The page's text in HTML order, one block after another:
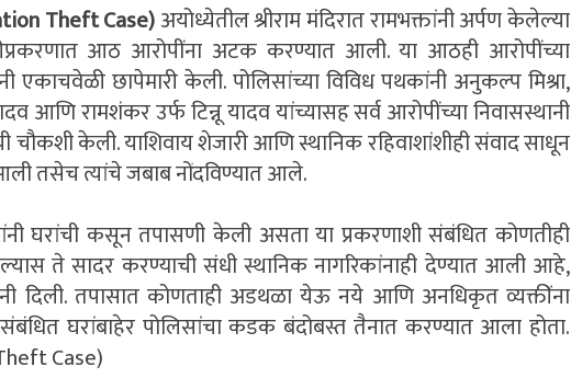
Theft Case)अयोध्येतील श्रीराम मंदिरात रामभक्तांनी अर्पण केलेल्या
आठ आरोपींना अटक करण्यात आली. या आठही आरोपींच्या
एकाचवेळी छापेमारी केली. पोलिसांच्या विविध पथकांनी अनुकल्प मिश्रा,
आणि रामशंकर उर्फ टिन्नू यादव यांच्यासह सर्व आरोपींच्या निवासस्थानी
चौकशी केली. याशिवाय शेजारी आणि स्थानिक रहिवाशांशीही संवाद साधून
तसेच त्यांचे जबाब नोंदविण्यात आले.
घरांची कसून तपासणी केली असता या प्रकरणाशी संबंधित कोणतीही
ते सादर करण्याची संधी स्थानिक नागरिकांनाही देण्यात आली आहे,
दिली. तपासात कोणताही अडथळा येऊ नये आणि अनधिकृत व्यक्तींना
घरांबाहेर पोलिसांचा कडक बंदोबस्त तैनात करण्यात आला होता.
Case)